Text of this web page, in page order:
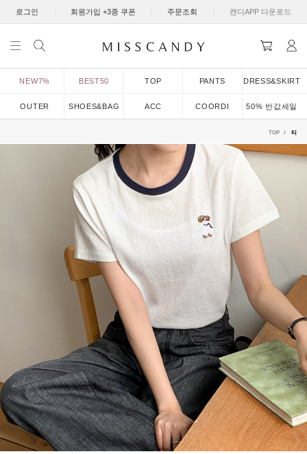
로그인 회원가입 +3종 쿠폰 주문조회 캔디APP 다운로드
NEW7% BEST50 TOP PANTS DRESS&SKIRT
OUTER SHOES&BAG ACC COORDI 50% 반값세일
TOP 티